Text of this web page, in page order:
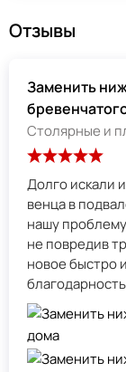
Отзывы
Заменить
Столярные и
Долго искали
венца в подвале дома. Николай
нашу
не повредив
новое быстро